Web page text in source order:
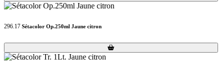
296.17 Sétacolor Op.250ml Jaune citron
Loading...
Loading...